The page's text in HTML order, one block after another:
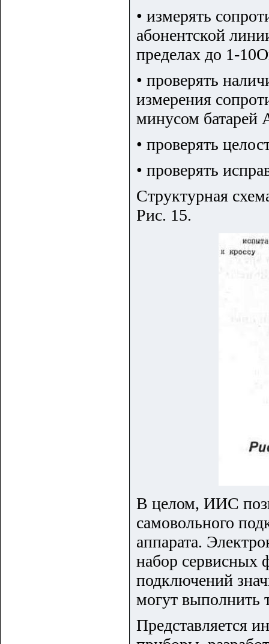
• измерять
абонентской
пределах до 1-
• проверять
измерения
минусом батарей
• проверять
• проверять
Структурная
Рис. 15.
В целом, ИИС
самовольного
аппарата.
набор сервисных
подключений
могут выполнить
Представляется